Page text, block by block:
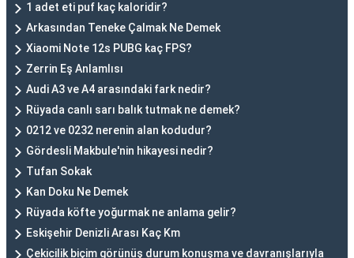
1 adet eti puf kaç kaloridir?
Arkasından Teneke Çalmak Ne Demek
Xiaomi Note 12s PUBG kaç FPS?
Zerrin Eş Anlamlısı
Audi A3 ve A4 arasındaki fark nedir?
Rüyada canlı sarı balık tutmak ne demek?
0212 ve 0232 nerenin alan kodudur?
Gördesli Makbule'nin hikayesi nedir?
Tufan Sokak
Kan Doku Ne Demek
Rüyada köfte yoğurmak ne anlama gelir?
Eskişehir Denizli Arası Kaç Km
Çekicilik biçim görünüş durum konuşma ve davranışlarıyla